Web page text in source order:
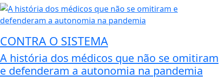
CONTRA O SISTEMA
A história dos médicos que não se omitiram
e defenderam a autonomia na pandemia